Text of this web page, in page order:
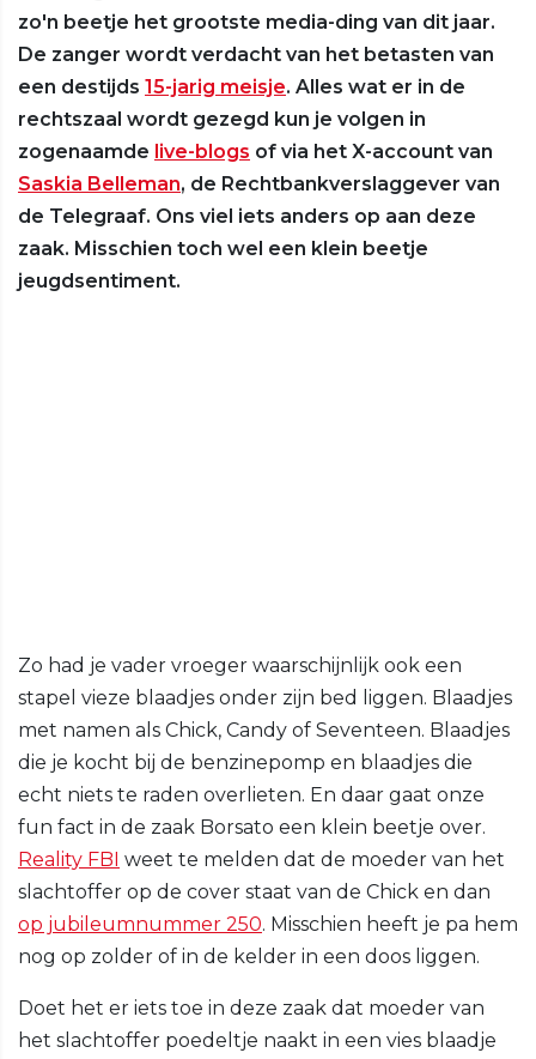
zo'n beetje het grootste media-ding van dit jaar.
De zanger wordt verdacht van het betasten van
een destijds 15-jarig meisje. Alles wat er in de
rechtszaal wordt gezegd kun je volgen in
zogenaamde live-blogs of via het X-account van
Saskia Belleman, de Rechtbankverslaggever van
de Telegraaf. Ons viel iets anders op aan deze
zaak. Misschien toch wel een klein beetje
jeugdsentiment.
Zo had je vader vroeger waarschijnlijk ook een
stapel vieze blaadjes onder zijn bed liggen. Blaadjes
met namen als Chick, Candy of Seventeen. Blaadjes
die je kocht bij de benzinepomp en blaadjes die
echt niets te raden overlieten. En daar gaat onze
fun fact in de zaak Borsato een klein beetje over.
Reality FBI weet te melden dat de moeder van het
slachtoffer op de cover staat van de Chick en dan
op jubileumnummer 250. Misschien heeft je pa hem
nog op zolder of in de kelder in een doos liggen.
Doet het er iets toe in deze zaak dat moeder van
het slachtoffer poedeltje naakt in een vies blaadje